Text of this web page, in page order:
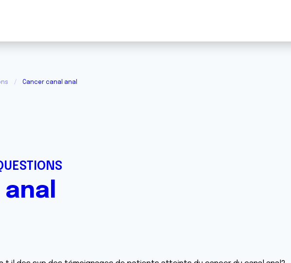
Cancer canal anal